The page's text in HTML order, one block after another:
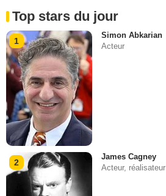
Top stars du jour
1
Simon Abkarian
Acteur
2
James Cagney
Acteur, réalisateur